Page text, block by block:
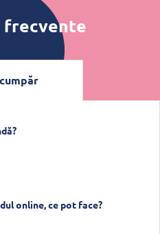
online, ce pot face?